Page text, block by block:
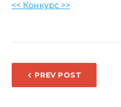
<< Конкурс >>
НАВИГАЦИЈА
НА
PREV POST